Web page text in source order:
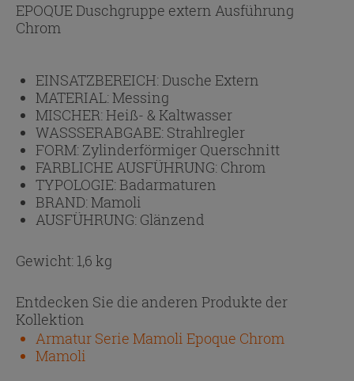
EPOQUE Duschgruppe extern Ausführung
Chrom
EINSATZBEREICH:Dusche Extern
MATERIAL:Messing
MISCHER:Heiß- & Kaltwasser
WASSSERABGABE: Strahlregler
FORM: Zylinderförmiger Querschnitt
FARBLICHE AUSFÜHRUNG: Chrom
TYPOLOGIE:Badarmaturen
BRAND:Mamoli
AUSFÜHRUNG: Glänzend
Gewicht: 1,6 kg
Entdecken Sie die anderen Produkte der
Kollektion
Armatur Serie Mamoli Epoque Chrom
Mamoli